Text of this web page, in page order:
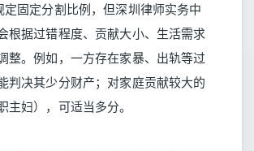
定固定分割比例，但深圳律师实务中
根据过错程度、贡献大小、生活需求
整。例如，一方存在家暴、出轨等过
判决其少分财产；对家庭贡献较大的
主妇），可适当多分。